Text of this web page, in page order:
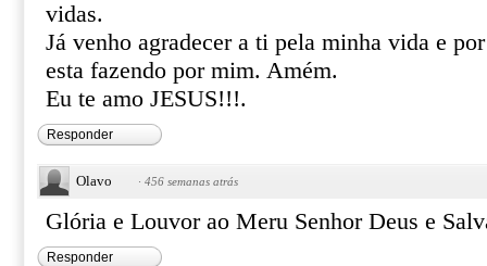
vidas.
Já venho agradecer a ti pela minha vida e
esta fazendo por mim. Amém.
Eu te amo JESUS!!!.
Responder
Olavo · 456 semanas atrás
Glória e Louvor ao Meru Senhor Deus e
Responder